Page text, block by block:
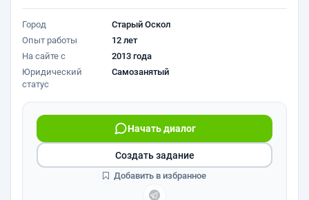
Город
Старый Оскол
Опыт работы
12 лет
На сайте с
2013 года
Юридический
статус
Самозанятый
Начать диалог
Создать задание
Добавить в избранное